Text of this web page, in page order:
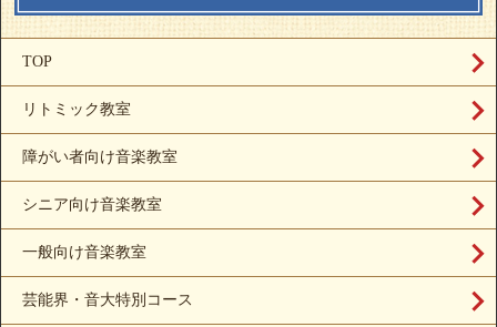
TOP
リトミック教室
障がい者向け音楽教室
シニア向け音楽教室
一般向け音楽教室
芸能界・音大特別コース